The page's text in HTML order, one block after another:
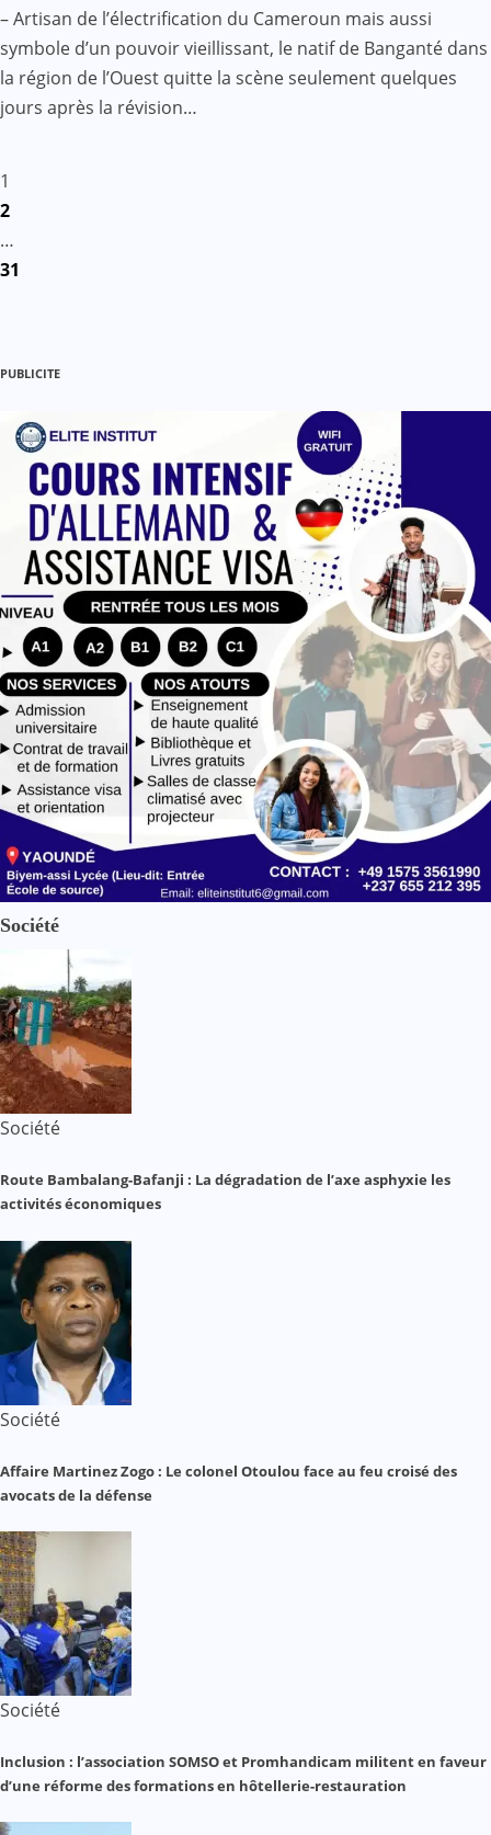
– Artisan de l’électrification du Cameroun mais aussi
symbole d’un pouvoir vieillissant, le natif de Banganté dans
la région de l’Ouest quitte la scène seulement quelques
jours après la révision…
Pagination
des
publications
1
2
…
31
PUBLICITE
Société
Société
Route Bambalang-Bafanji : La dégradation de l’axe asphyxie les
activités économiques
Société
Affaire Martinez Zogo : Le colonel Otoulou face au feu croisé des
avocats de la défense
Société
Inclusion : l’association SOMSO et Promhandicam militent en faveur
d’une réforme des formations en hôtellerie-restauration